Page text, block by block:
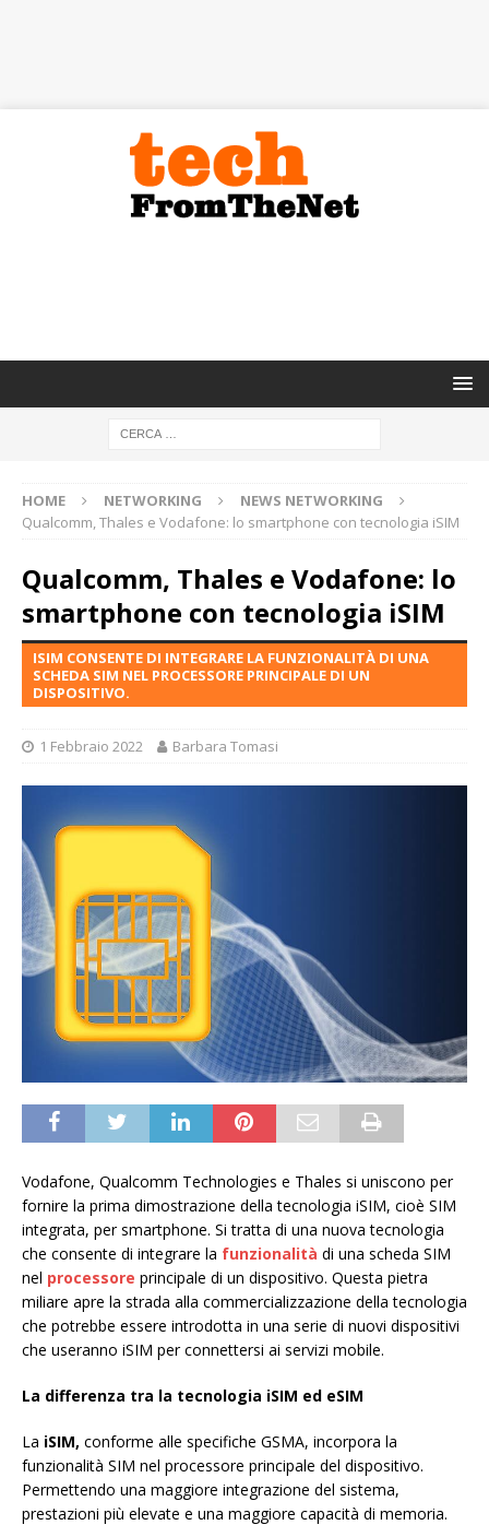
HOME NETWORKING
NEWS NETWORKING
Qualcomm, Thales e Vodafone: lo smartphone con tecnologia iSIM
Qualcomm, Thales e Vodafone: lo
smartphone con tecnologia iSIM
ISIM CONSENTE DI INTEGRARE LA FUNZIONALITÀ DI UNA
SCHEDA SIM NEL PROCESSORE PRINCIPALE DI UN
DISPOSITIVO.
1 Febbraio 2022 Barbara Tomasi
Vodafone, Qualcomm Technologies e Thales si uniscono per
fornire la prima dimostrazione della tecnologia iSIM, cioè SIM
integrata, per smartphone. Si tratta di una nuova tecnologia
che consente di integrare la funzionalità di una scheda SIM
nel processore principale di un dispositivo. Questa pietra
miliare apre la strada alla commercializzazione della tecnologia
che potrebbe essere introdotta in una serie di nuovi dispositivi
che useranno iSIM per connettersi ai servizi mobile.
La differenza tra la tecnologia iSIM ed eSIM
La iSIM, conforme alle specifiche GSMA, incorpora la
funzionalità SIM nel processore principale del dispositivo.
Permettendo una maggiore integrazione del sistema,
prestazioni più elevate e una maggiore capacità di memoria.